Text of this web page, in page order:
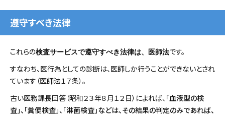
遵守すべき法律
これらの検査サービスで遵守すべき法律は、医師法です。
すなわち、医行為としての診断は、医師しか行うことができないとされ
ています（医師法１７条）。
古い医務課長回答（昭和２３年８月１２日）によれば、 「血液型の検
査」、「糞便検査」、「淋菌検査」などは、その結果の判定のみであれば、